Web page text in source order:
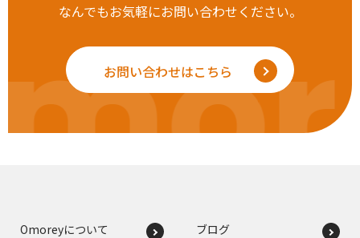
なんでもお気軽にお問い合わせください。
お問い合わせはこちら
Omoreyについて ブログ